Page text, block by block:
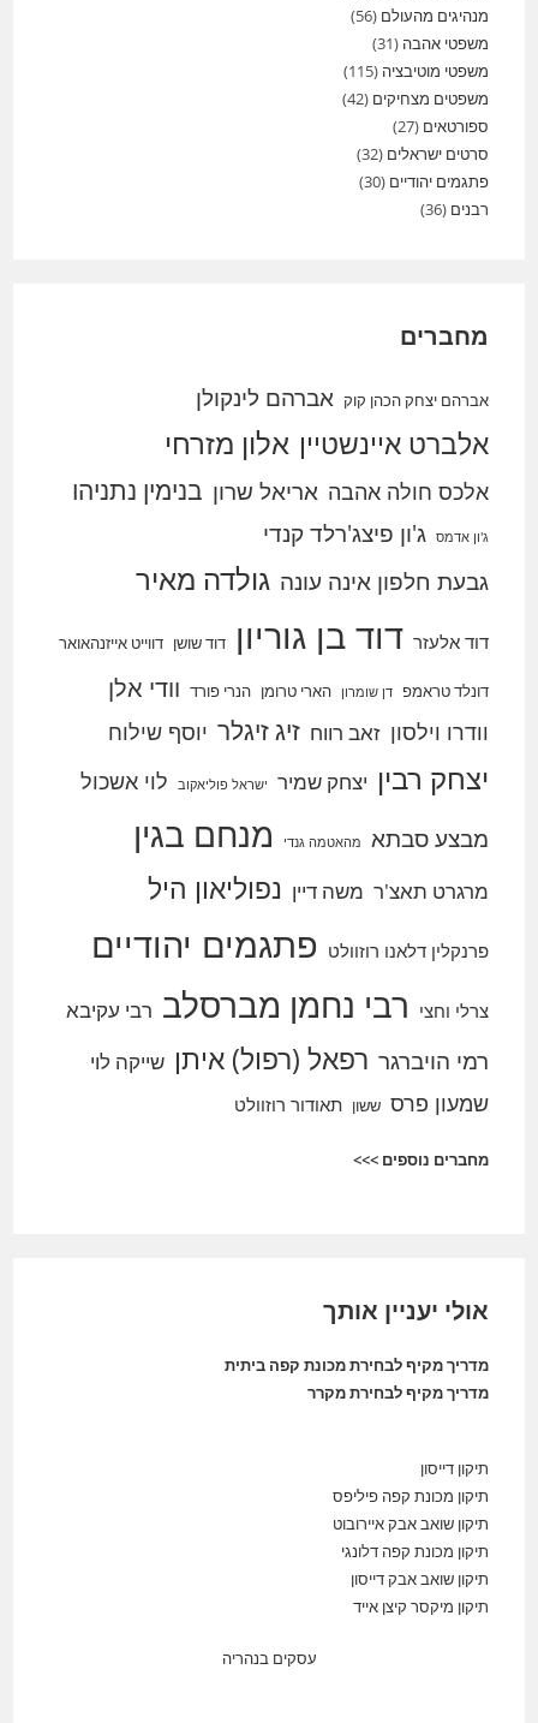
מנהיגים מהעולם (56)
משפטי אהבה (31)
משפטי מוטיבציה (115)
משפטים מצחיקים (42)
ספורטאים (27)
סרטים ישראלים (32)
פתגמים יהודיים (30)
רבנים (36)
מחברים
אברהם יצחק הכהן קוק אברהם לינקולן
אלברט איינשטיין אלון מזרחי
אלכס חולה אהבה אריאל שרון בנימין נתניהו
ג'ון אדמס ג'ון פיצג'רלד קנדי
גבעת חלפון אינה עונה גולדה מאיר
דוד אלעזר דוד בן גוריון דוד שושן דווייט אייזנהאואר
דונלד טראמפ דן שומרון הארי טרומן הנרי פורד וודי אלן
וודרו וילסון זאב רווח זיג זיגלר יוסף שילוח
יצחק רבין יצחק שמיר ישראל פוליאקוב לוי אשכול
מבצע סבתא מהאטמה גנדי מנחם בגין
מרגרט תאצ'ר משה דיין נפוליאון היל
פרנקלין דלאנו רוזוולט פתגמים יהודיים
צרלי וחצי רבי נחמן מברסלב רבי עקיבא
רמי הויברגר רפאל (רפול) איתן שייקה לוי
שמעון פרס ששון תאודור רוזוולט
מחברים נוספים >>>
אולי יעניין אותך
מדריך מקיף לבחירת מכונת קפה ביתית
מדריך מקיף לבחירת מקרר
תיקון דייסון
תיקון מכונת קפה פיליפס
תיקון שואב אבק איירובוט
תיקון מכונת קפה דלונגי
תיקון שואב אבק דייסון
תיקון מיקסר קיצן אייד
עסקים בנהריה